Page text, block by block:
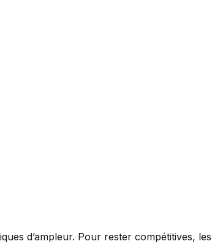
d’ampleur. Pour rester compétitives,